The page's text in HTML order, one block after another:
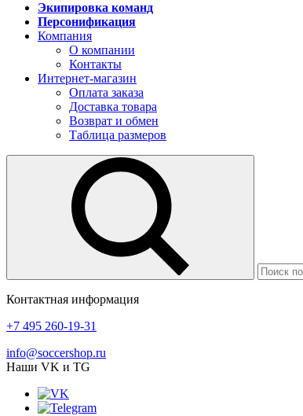
Экипировка команд
Персонификация
Компания
О компании
Контакты
Интернет-магазин
Оплата заказа
Доставка товара
Возврат и обмен
Таблица размеров
Контактная информация
+7 495 260-19-31
info@soccershop.ru
Наши VK и TG